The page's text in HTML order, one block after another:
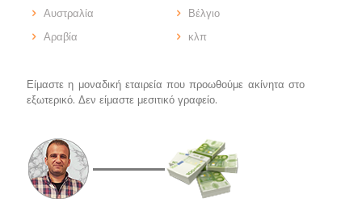
Αυστραλία
Αραβία
Βέλγιο
κλπ
Είμαστε η μοναδική εταιρεία που προωθούμε ακίνητα στο
εξωτερικό. Δεν είμαστε μεσιτικό γραφείο.